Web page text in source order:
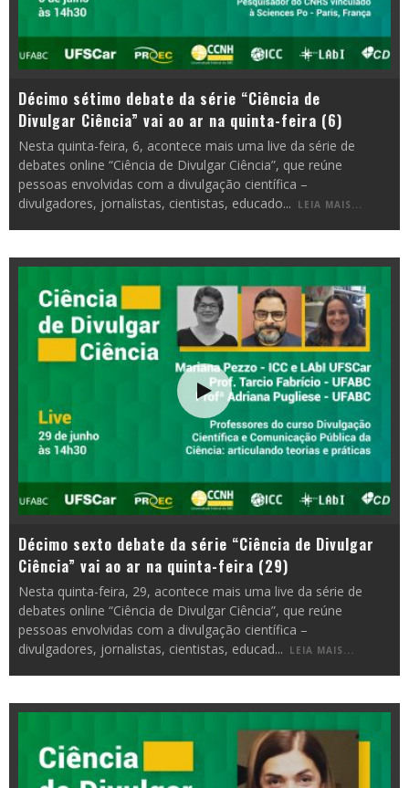
Décimo sétimo debate da série “Ciência de
Divulgar Ciência” vai ao ar na quinta-feira (6)
Nesta quinta-feira, 6, acontece mais uma live da série de
debates online “Ciência de Divulgar Ciência”, que reúne
pessoas envolvidas com a divulgação científica –
divulgadores, jornalistas, cientistas, educado... LEIA MAIS...
Décimo sexto debate da série “Ciência de Divulgar
Ciência” vai ao ar na quinta-feira (29)
Nesta quinta-feira, 29, acontece mais uma live da série de
debates online “Ciência de Divulgar Ciência”, que reúne
pessoas envolvidas com a divulgação científica –
divulgadores, jornalistas, cientistas, educad... LEIA MAIS...